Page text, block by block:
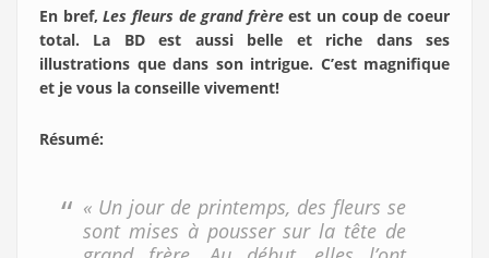
En bref,Les fleurs de grand frèreest un coup de coeur
total. La BD est aussi belle et riche dans ses
illustrations que dans son intrigue. C’est magnifique
et je vous la conseille vivement!
Résumé:
« Un jour de printemps, des fleurs se
sont mises à pousser sur la tête de